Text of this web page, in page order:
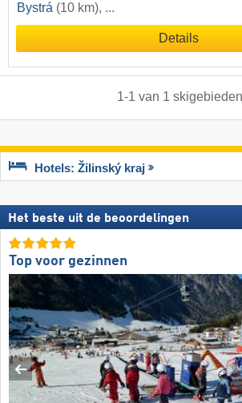
Bystrá (10 km), ...
Details
1-1 van 1 skigebieden
Hotels: Žilinský kraj
Het beste uit de beoordelingen
Top voor gezinnen